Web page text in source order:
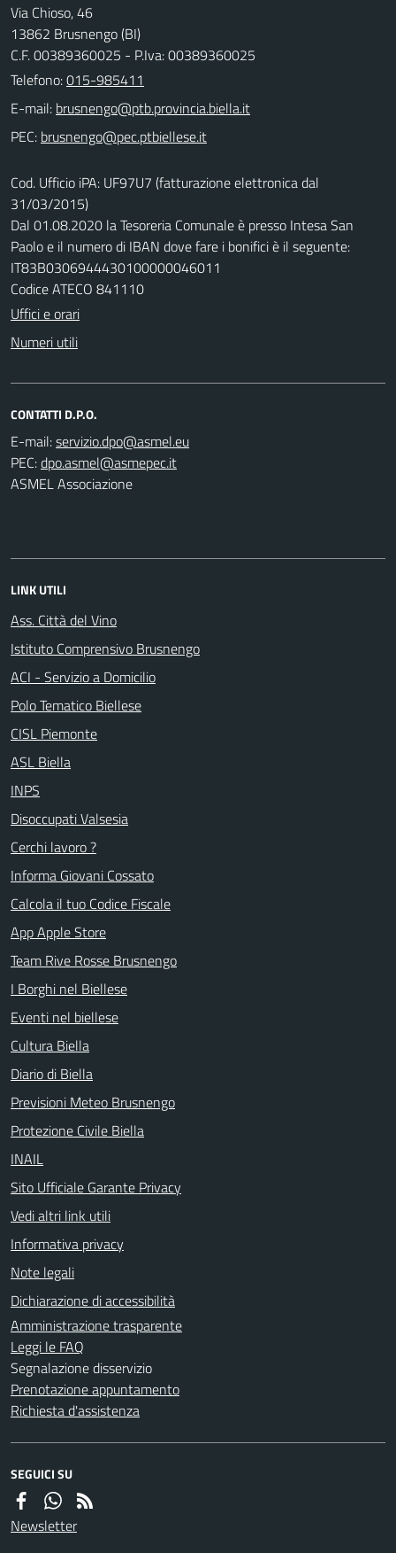
Via Chioso, 46
13862 Brusnengo (BI)
C.F. 00389360025 - P.Iva: 00389360025
Telefono:015-985411
E-mail:
PEC:
Cod. Ufficio iPA: UF97U7 (fatturazione elettronica dal
31/03/2015)
Dal 01.08.2020 la Tesoreria Comunale è presso Intesa San
Paolo e il numero di IBAN dove fare i bonifici è il seguente:
IT83B0306944430100000046011
Codice ATECO 841110
Uffici e orari
Numeri utili
CONTATTI D.P.O.
E-mail:
PEC:
ASMEL Associazione
LINK UTILI
Ass. Città del Vino
Istituto Comprensivo Brusnengo
ACI - Servizio a Domicilio
Polo Tematico Biellese
CISL Piemonte
ASL Biella
INPS
Disoccupati Valsesia
Cerchi lavoro ?
Informa Giovani Cossato
Calcola il tuo Codice Fiscale
App Apple Store
Team Rive Rosse Brusnengo
I Borghi nel Biellese
Eventi nel biellese
Cultura Biella
Diario di Biella
Previsioni Meteo Brusnengo
Protezione Civile Biella
INAIL
Sito Ufficiale Garante Privacy
Vedi altri link utili
Informativa privacy
Note legali
Dichiarazione di accessibilità
Amministrazione trasparente
Leggi le FAQ
Segnalazione disservizio
Prenotazione appuntamento
Richiesta d'assistenza
SEGUICI SU
Newsletter